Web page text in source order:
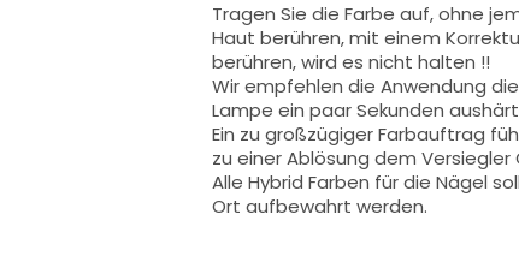
Tragen Sie die Farbe auf, ohne
Haut berühren, mit einem
berühren, wird es nicht halten !!
Wir empfehlen die Anwendung
Lampe ein paar Sekunden
Ein zu großzügiger Farbauftrag
zu einer Ablösung dem
Alle Hybrid Farben für die Nägel
Ort aufbewahrt werden.